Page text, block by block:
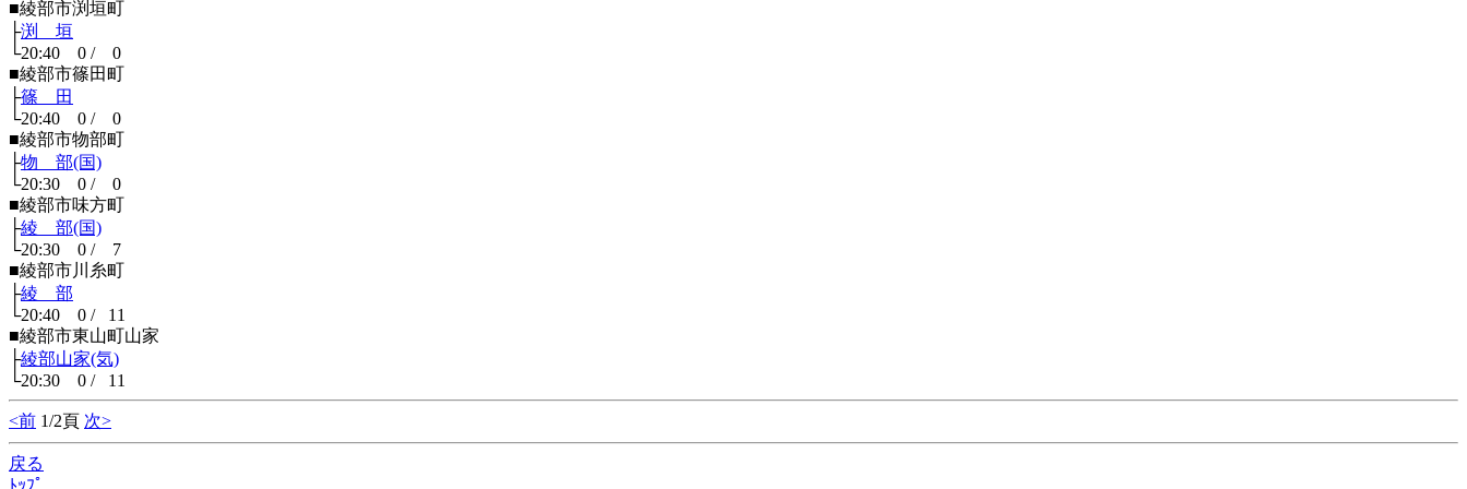
■綾部市渕垣町
├渕 垣
└20:40 0 / 0
■綾部市篠田町
├篠 田
└20:40 0 / 0
■綾部市物部町
├物 部(国)
└20:30 0 / 0
■綾部市味方町
├綾 部(国)
└20:30 0 / 7
■綾部市川糸町
├綾 部
└20:40 0 / 11
■綾部市東山町山家
├綾部山家(気)
└20:30 0 / 11
<前 1/2頁 次>
戻る
ﾄｯﾌﾟ